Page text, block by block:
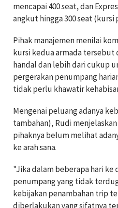
mencapai 400 seat, dan
angkut hingga 300 seat (kursi
Pihak manajemen menilai
kursi kedua armada tersebut
handal dan lebih dari cukup
pergerakan penumpang
tidak perlu khawatir
Mengenai peluang adanya
tambahan), Rudi
pihaknya belum melihat
ke arah sana.
"Jika dalam beberapa hari
penumpang yang tidak
kebijakan penambahan trip
diberlakukan yang sifatnya